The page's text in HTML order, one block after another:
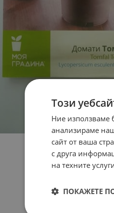
Този
Ние използваме
анализираме
сайт от ваша
с друга
на техните
ПОКАЖЕТЕ